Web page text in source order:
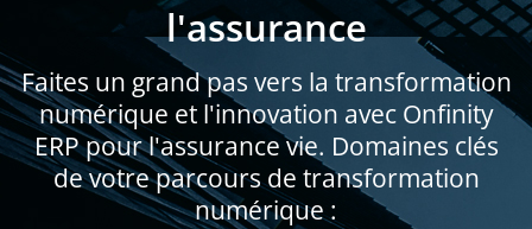
l'assurance
Faites un grand pas vers la transformation
numérique et l'innovation avec Onfinity
ERP pour l'assurance vie. Domaines clés
de votre parcours de transformation
numérique :